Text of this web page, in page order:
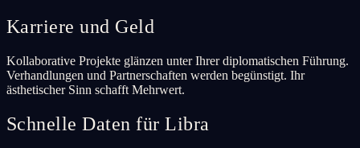
Karriere und Geld
Kollaborative Projekte glänzen unter Ihrer diplomatischen Führung.
Verhandlungen und Partnerschaften werden begünstigt. Ihr
ästhetischer Sinn schafft Mehrwert.
Schnelle Daten für Libra